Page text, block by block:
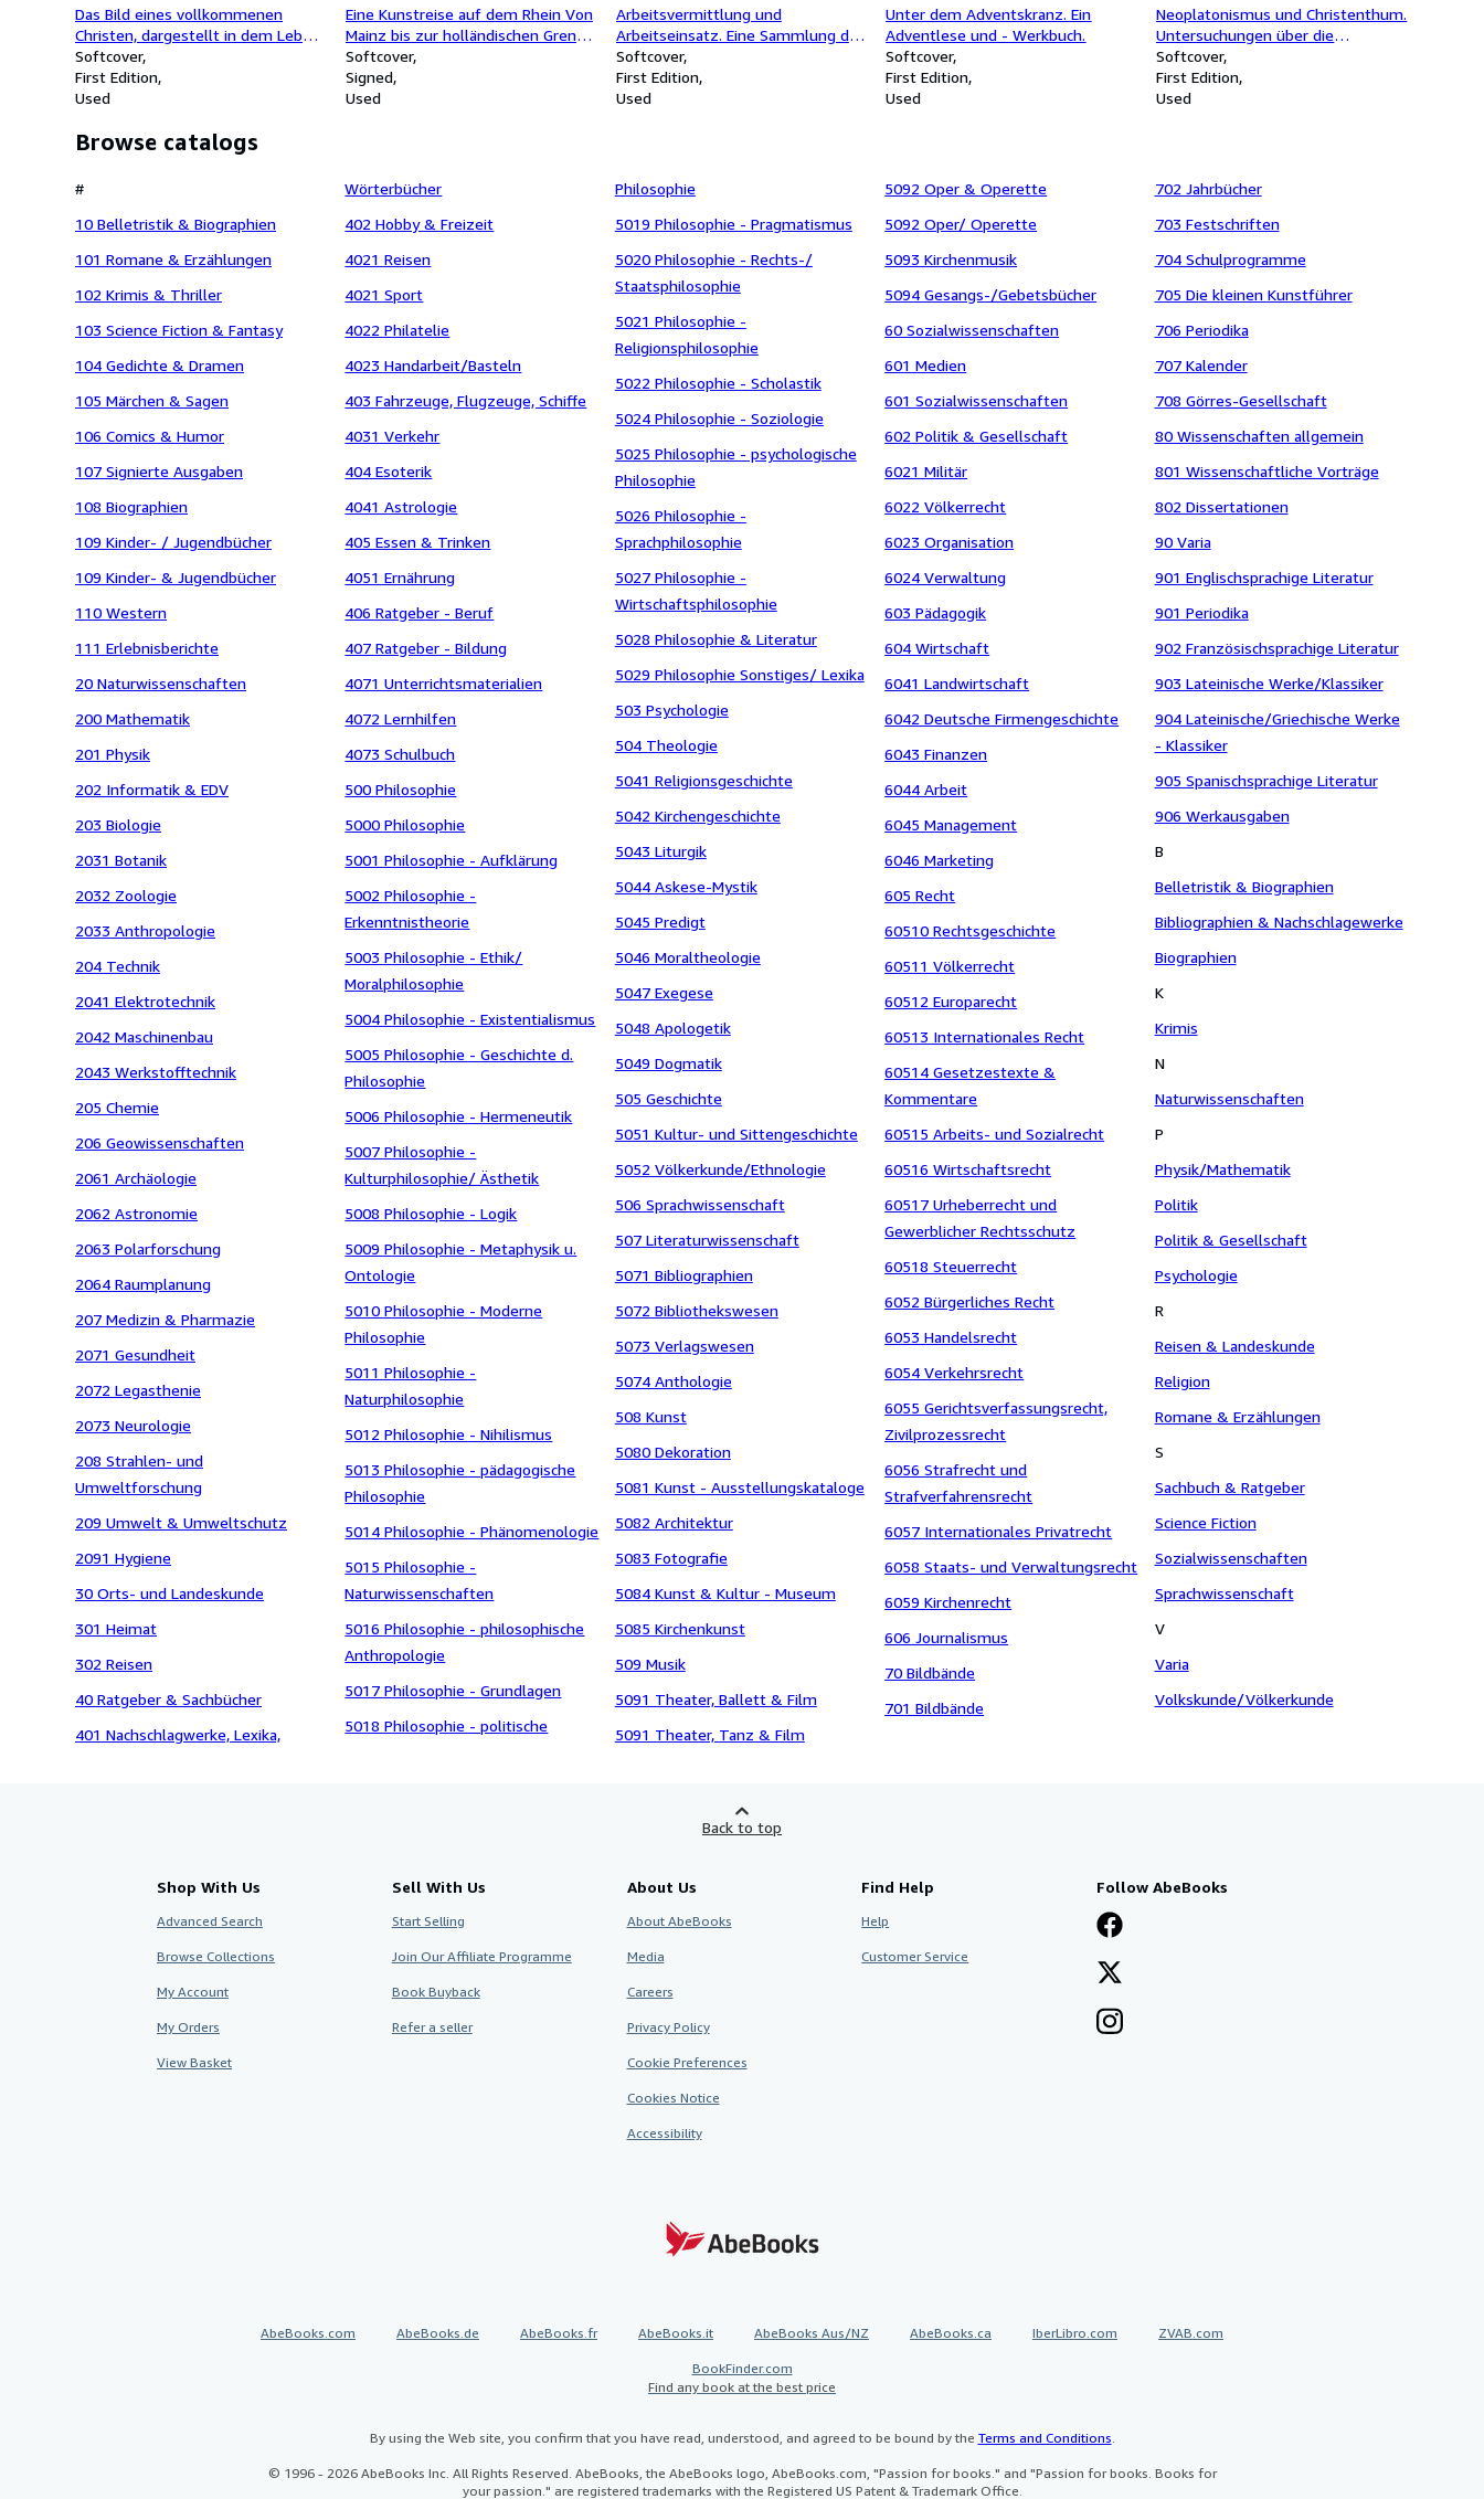
und 34 (1935).
Wien; Bd. 4.
Illmi D. Dr. Bernardini della Chiesa
O.F.M.
Das Bild eines vollkommenen
Christen, dargestellt in dem Leben
des Herrn v. Renty. Aus dem
Französischen ins Deutsche
übertragen von dem Herausgeber:
Liebe unsers Erlösers Jesu Christi".
Nebst einem Anhang: Drei
Betrachtungen von dem
Softcover
First Edition
Used
Eine Kunstreise auf dem Rhein Von
Mainz bis zur holländischen Grenze
(2 Teile KOMPLETT) - Teil I: Von
Mainz nach Koblenz/ Teil II: Von
Koblenz bis Bonn. (SIGNIERTES
Softcover
Signed
Used
Arbeitsvermittlung und
Arbeitseinsatz. Eine Sammlung der
neueren Gesetze und
Vollzugsvorschriften.
Softcover
First Edition
Used
Unter dem Adventskranz. Ein
Adventlese und - Werkbuch.
Softcover
First Edition
Used
Neoplatonismus und Christenthum.
Untersuchungen über die
angeblichen Schriften Dionysius
des Areopagiten mit Rücksicht auf
verwandte Erscheinungen. -
Softcover
First Edition
Used
Browse catalogs
#
10 Belletristik & Biographien
101 Romane & Erzählungen
102 Krimis & Thriller
103 Science Fiction & Fantasy
104 Gedichte & Dramen
105 Märchen & Sagen
106 Comics & Humor
107 Signierte Ausgaben
108 Biographien
109 Kinder- / Jugendbücher
109 Kinder- & Jugendbücher
110 Western
111 Erlebnisberichte
20 Naturwissenschaften
200 Mathematik
201 Physik
202 Informatik & EDV
203 Biologie
2031 Botanik
2032 Zoologie
2033 Anthropologie
204 Technik
2041 Elektrotechnik
2042 Maschinenbau
2043 Werkstofftechnik
205 Chemie
206 Geowissenschaften
2061 Archäologie
2062 Astronomie
2063 Polarforschung
2064 Raumplanung
207 Medizin & Pharmazie
2071 Gesundheit
2072 Legasthenie
2073 Neurologie
208 Strahlen- und
Umweltforschung
209 Umwelt & Umweltschutz
2091 Hygiene
30 Orts- und Landeskunde
301 Heimat
302 Reisen
40 Ratgeber & Sachbücher
401 Nachschlagwerke, Lexika,
Wörterbücher
402 Hobby & Freizeit
4021 Reisen
4021 Sport
4022 Philatelie
4023 Handarbeit/Basteln
403 Fahrzeuge, Flugzeuge, Schiffe
4031 Verkehr
404 Esoterik
4041 Astrologie
405 Essen & Trinken
4051 Ernährung
406 Ratgeber - Beruf
407 Ratgeber - Bildung
4071 Unterrichtsmaterialien
4072 Lernhilfen
4073 Schulbuch
500 Philosophie
5000 Philosophie
5001 Philosophie - Aufklärung
5002 Philosophie -
Erkenntnistheorie
5003 Philosophie - Ethik/
Moralphilosophie
5004 Philosophie - Existentialismus
5005 Philosophie - Geschichte d.
Philosophie
5006 Philosophie - Hermeneutik
5007 Philosophie -
Kulturphilosophie/ Ästhetik
5008 Philosophie - Logik
5009 Philosophie - Metaphysik u.
Ontologie
5010 Philosophie - Moderne
Philosophie
5011 Philosophie -
Naturphilosophie
5012 Philosophie - Nihilismus
5013 Philosophie - pädagogische
Philosophie
5014 Philosophie - Phänomenologie
5015 Philosophie -
Naturwissenschaften
5016 Philosophie - philosophische
Anthropologie
5017 Philosophie - Grundlagen
5018 Philosophie - politische
Philosophie
5019 Philosophie - Pragmatismus
5020 Philosophie - Rechts-/
Staatsphilosophie
5021 Philosophie -
Religionsphilosophie
5022 Philosophie - Scholastik
5024 Philosophie - Soziologie
5025 Philosophie - psychologische
Philosophie
5026 Philosophie -
Sprachphilosophie
5027 Philosophie -
Wirtschaftsphilosophie
5028 Philosophie & Literatur
5029 Philosophie Sonstiges/ Lexika
503 Psychologie
504 Theologie
5041 Religionsgeschichte
5042 Kirchengeschichte
5043 Liturgik
5044 Askese-Mystik
5045 Predigt
5046 Moraltheologie
5047 Exegese
5048 Apologetik
5049 Dogmatik
505 Geschichte
5051 Kultur- und Sittengeschichte
5052 Völkerkunde/Ethnologie
506 Sprachwissenschaft
507 Literaturwissenschaft
5071 Bibliographien
5072 Bibliothekswesen
5073 Verlagswesen
5074 Anthologie
508 Kunst
5080 Dekoration
5081 Kunst - Ausstellungskataloge
5082 Architektur
5083 Fotografie
5084 Kunst & Kultur - Museum
5085 Kirchenkunst
509 Musik
5091 Theater, Ballett & Film
5091 Theater, Tanz & Film
5092 Oper & Operette
5092 Oper/ Operette
5093 Kirchenmusik
5094 Gesangs-/Gebetsbücher
60 Sozialwissenschaften
601 Medien
601 Sozialwissenschaften
602 Politik & Gesellschaft
6021 Militär
6022 Völkerrecht
6023 Organisation
6024 Verwaltung
603 Pädagogik
604 Wirtschaft
6041 Landwirtschaft
6042 Deutsche Firmengeschichte
6043 Finanzen
6044 Arbeit
6045 Management
6046 Marketing
605 Recht
60510 Rechtsgeschichte
60511 Völkerrecht
60512 Europarecht
60513 Internationales Recht
60514 Gesetzestexte &
Kommentare
60515 Arbeits- und Sozialrecht
60516 Wirtschaftsrecht
60517 Urheberrecht und
Gewerblicher Rechtsschutz
60518 Steuerrecht
6052 Bürgerliches Recht
6053 Handelsrecht
6054 Verkehrsrecht
6055 Gerichtsverfassungsrecht,
Zivilprozessrecht
6056 Strafrecht und
Strafverfahrensrecht
6057 Internationales Privatrecht
6058 Staats- und Verwaltungsrecht
6059 Kirchenrecht
606 Journalismus
70 Bildbände
701 Bildbände
702 Jahrbücher
703 Festschriften
704 Schulprogramme
705 Die kleinen Kunstführer
706 Periodika
707 Kalender
708 Görres-Gesellschaft
80 Wissenschaften allgemein
801 Wissenschaftliche Vorträge
802 Dissertationen
90 Varia
901 Englischsprachige Literatur
901 Periodika
902 Französischsprachige Literatur
903 Lateinische Werke/Klassiker
904 Lateinische/Griechische Werke
- Klassiker
905 Spanischsprachige Literatur
906 Werkausgaben
B
Belletristik & Biographien
Bibliographien & Nachschlagewerke
Biographien
K
Krimis
N
Naturwissenschaften
P
Physik/Mathematik
Politik
Politik & Gesellschaft
Psychologie
R
Reisen & Landeskunde
Religion
Romane & Erzählungen
S
Sachbuch & Ratgeber
Science Fiction
Sozialwissenschaften
Sprachwissenschaft
V
Varia
Volkskunde/Völkerkunde
Back to top
Shop With Us
Advanced Search
Browse Collections
My Account
My Orders
View Basket
Sell With Us
Start Selling
Join Our Affiliate Programme
Book Buyback
Refer a seller
About Us
About AbeBooks
Media
Careers
Privacy Policy
Cookie Preferences
Cookies Notice
Accessibility
Find Help
Help
Customer Service
Follow AbeBooks
AbeBooks.com AbeBooks.de AbeBooks.fr AbeBooks.it AbeBooks Aus/NZ AbeBooks.ca IberLibro.com ZVAB.com
BookFinder.com
Find any book at the best price
By using the Web site, you confirm that you have read, understood, and agreed to be bound by the Terms and Conditions.
© 1996 - 2026 AbeBooks Inc. All Rights Reserved. AbeBooks, the AbeBooks logo, AbeBooks.com, "Passion for books." and "Passion for books. Books for
your passion." are registered trademarks with the Registered US Patent & Trademark Office.